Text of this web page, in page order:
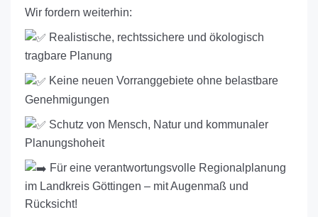
Wir fordern weiterhin:
Realistische, rechtssichere und ökologisch
tragbare Planung
Keine neuen Vorranggebiete ohne belastbare
Genehmigungen
Schutz von Mensch, Natur und kommunaler
Planungshoheit
Für eine verantwortungsvolle Regionalplanung
im Landkreis Göttingen – mit Augenmaß und
Rücksicht!